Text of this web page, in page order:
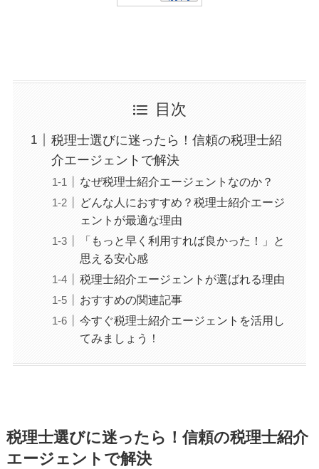
目次
税理士選びに迷ったら！信頼の税理士紹
介エージェントで解決
なぜ税理士紹介エージェントなのか？
どんな人におすすめ？税理士紹介エージ
ェントが最適な理由
「もっと早く利用すれば良かった！」と
思える安心感
税理士紹介エージェントが選ばれる理由
おすすめの関連記事
今すぐ税理士紹介エージェントを活用し
てみましょう！
税理士選びに迷ったら！信頼の税理士紹介
エージェントで解決